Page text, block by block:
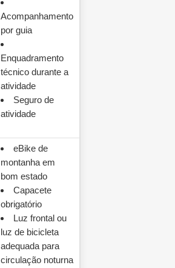
Acompanhamento
por guia
Enquadramento
técnico durante a
atividade
Seguro de
atividade
eBike de
montanha em
bom estado
Capacete
obrigatório
Luz frontal ou
luz de bicicleta
adequada para
circulação noturna